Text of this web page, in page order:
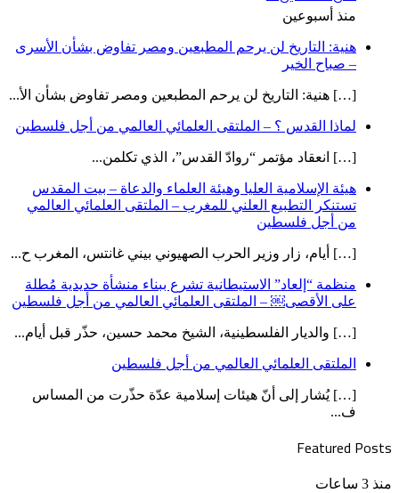
منذ أسبوعين
هنية: التاريخ لن يرحم المطبعين ومصر تفاوض بشأن الأسرى
– صباح الخير
[…] هنية: التاريخ لن يرحم المطبعين ومصر تفاوض بشأن الأ...
لماذا القدس ؟ – الملتقى العلمائي العالمي من أجل فلسطين
[…] انعقاد مؤتمر “روادّ القدس”، الذي تكلمن...
هيئة الإسلامية العليا وهيئة العلماء والدعاة – بيت المقدس
تستنكر التطبيع العلني للمغرب – الملتقى العلمائي العالمي
من أجل فلسطين
[…] أيام، زار وزير الحرب الصهيوني بيني غانتس، المغرب ح...
منظمة “إلعاد” الاستيطانية تشرع ببناء منشأة حديدية مُطلة
على الأقصى￼ – الملتقى العلمائي العالمي من أجل فلسطين
[…] والديار الفلسطينية، الشيخ محمد حسين، حذّر قبل أيام...
الملتقى العلمائي العالمي من أجل فلسطين
[…] يُشار إلى أنّ هيئات إسلامية عدّة حذّرت من المساس
ف...
Featured Posts
العدد
منذ 3 ساعات